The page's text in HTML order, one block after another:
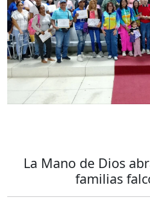
La Mano de Dios
familias